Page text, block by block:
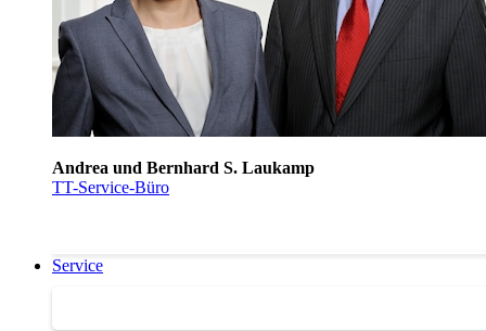
Andrea und Bernhard S. Laukamp
TT-Service-Büro
Service